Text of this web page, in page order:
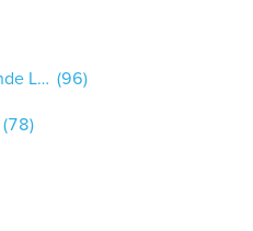
PBS / Belletristik/Erzählende Literatur (96)
(78)